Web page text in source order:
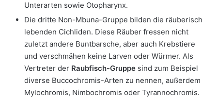
Unterarten sowie Otopharynx.
Die dritte Non-Mbuna-Gruppe bilden die räuberisch
lebenden Cichliden. Diese Räuber fressen nicht
zuletzt andere Buntbarsche, aber auch Krebstiere
und verschmähen keine Larven oder Würmer. Als
Vertreter der Raubfisch-Gruppe sind zum Beispiel
diverse Buccochromis-Arten zu nennen, außerdem
Mylochromis, Nimbochromis oder Tyrannochromis.